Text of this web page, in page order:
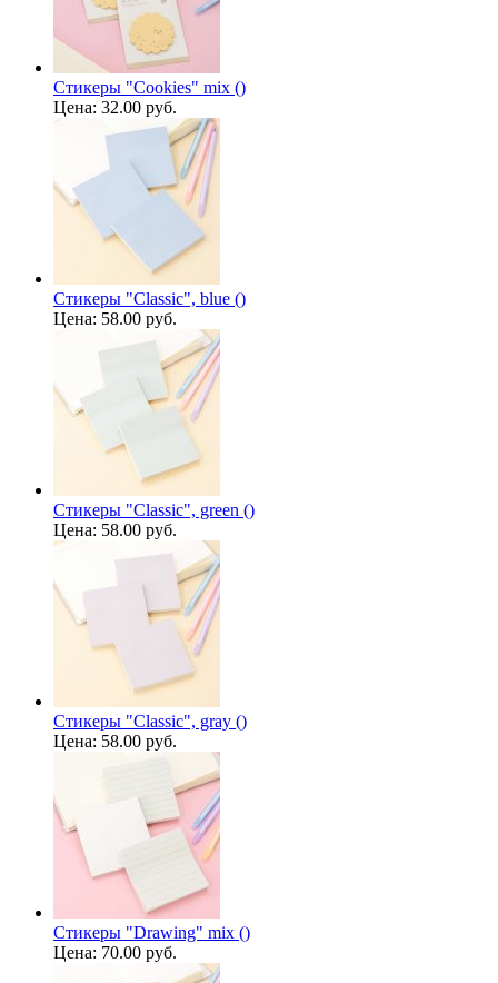
Стикеры "Cookies" mix ()
Цена: 32.00 руб.
Стикеры "Classic", blue ()
Цена: 58.00 руб.
Стикеры "Classic", green ()
Цена: 58.00 руб.
Стикеры "Classic", gray ()
Цена: 58.00 руб.
Стикеры "Drawing" mix ()
Цена: 70.00 руб.